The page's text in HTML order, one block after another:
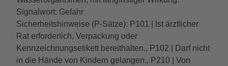
Signalwort: Gefahr
Sicherheitshinweise (P-Sätze): P101 | Ist ärztlicher
Rat erforderlich, Verpackung oder
Kennzeichnungsetikett bereithalten., P102 | Darf nicht
in die Hände von Kindern gelangen., P210 | Von